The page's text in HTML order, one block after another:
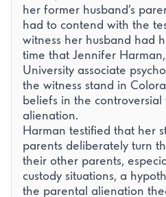
her former husband’s
had to contend with the
witness her husband had
time that Jennifer
University associate
the witness stand in
beliefs in the
alienation.
Harman testified that her
parents deliberately turn
their other parents,
custody situations, a
the parental alienation